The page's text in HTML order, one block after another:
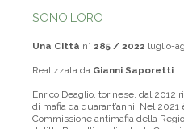
SONO LORO
Una Città n° 285 / 2022 luglio-
Realizzata da Gianni Saporetti
Enrico Deaglio, torinese, dal 2012
di mafia da quarant’anni. Nel
Commissione antimafia della